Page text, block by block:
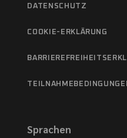
DATENSCHUTZ
COOKIE-ERKLÄRUNG
Sprachen